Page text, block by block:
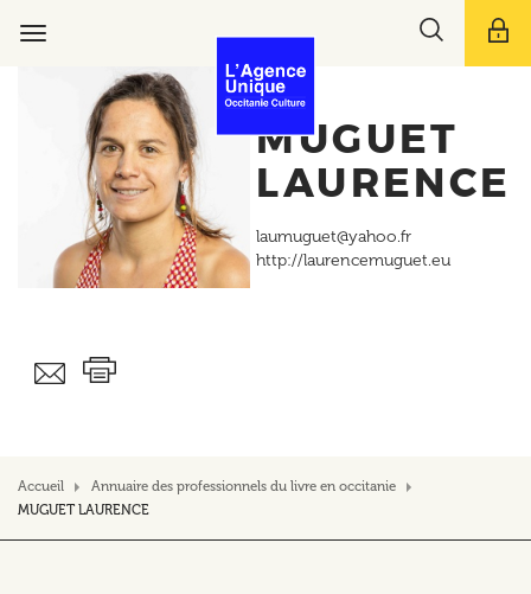
navigation
Toggle
MUGUET
LAURENCE
laumuguet@yahoo.fr
http://laurencemuguet.eu
Accueil
Annuaire des professionnels du livre en occitanie
MUGUET LAURENCE